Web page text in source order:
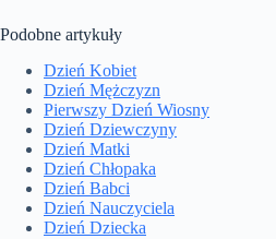
Podobne artykuły
Dzień Kobiet
Dzień Mężczyzn
Pierwszy Dzień Wiosny
Dzień Dziewczyny
Dzień Matki
Dzień Chłopaka
Dzień Babci
Dzień Nauczyciela
Dzień Dziecka